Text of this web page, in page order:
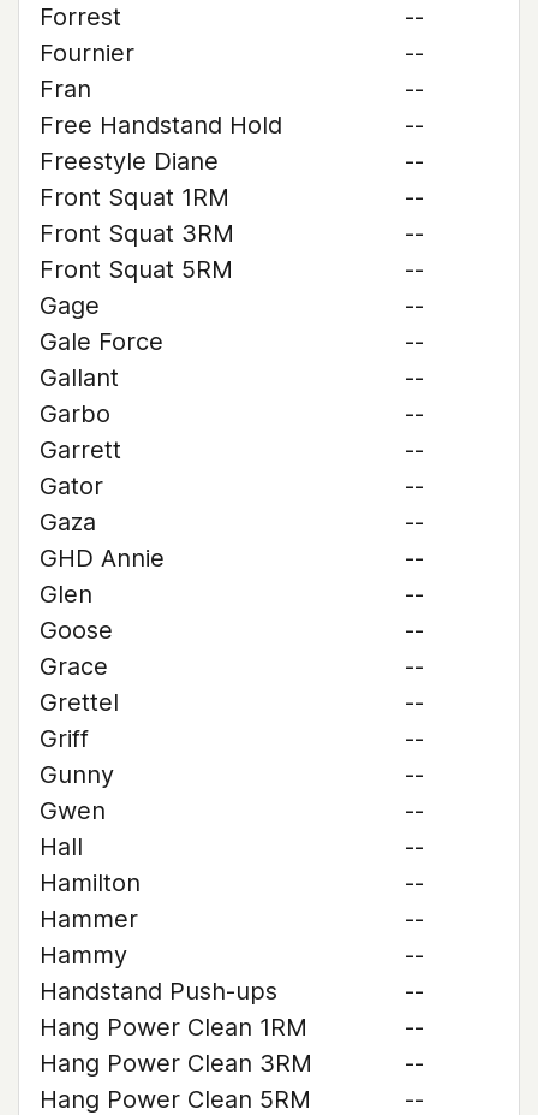
Forrest
--
Fournier
--
Fran
--
Free Handstand Hold
--
Freestyle Diane
--
Front Squat 1RM
--
Front Squat 3RM
--
Front Squat 5RM
--
Gage
--
Gale Force
--
Gallant
--
Garbo
--
Garrett
--
Gator
--
Gaza
--
GHD Annie
--
Glen
--
Goose
--
Grace
--
Grettel
--
Griff
--
Gunny
--
Gwen
--
Hall
--
Hamilton
--
Hammer
--
Hammy
--
Handstand Push-ups
--
Hang Power Clean 1RM
--
Hang Power Clean 3RM
--
Hang Power Clean 5RM
--